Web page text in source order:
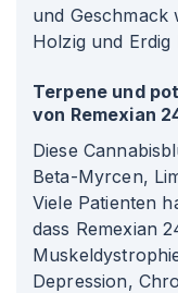
und Geschmack
Holzig und Erdig
Terpene und
von Remexian
Diese
Beta-Myrcen,
Viele Patienten
dass Remexian
Depression,